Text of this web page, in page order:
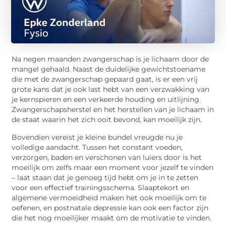
Na negen maanden zwangerschap is je lichaam door de
mangel gehaald. Naast de duidelijke gewichtstoename
die met de zwangerschap gepaard gaat, is er een vrij
grote kans dat je ook last hebt van een verzwakking van
je kernspieren en een verkeerde houding en uitlijning.
Zwangerschapsherstel en het herstellen van je lichaam in
de staat waarin het zich ooit bevond, kan moeilijk zijn.
Bovendien vereist je kleine bundel vreugde nu je
volledige aandacht. Tussen het constant voeden,
verzorgen, baden en verschonen van luiers door is het
moeilijk om zelfs maar een moment voor jezelf te vinden
– laat staan dat je genoeg tijd hebt om je in te zetten
voor een effectief trainingsschema. Slaaptekort en
algemene vermoeidheid maken het ook moeilijk om te
oefenen, en postnatale depressie kan ook een factor zijn
die het nog moeilijker maakt om de motivatie te vinden.